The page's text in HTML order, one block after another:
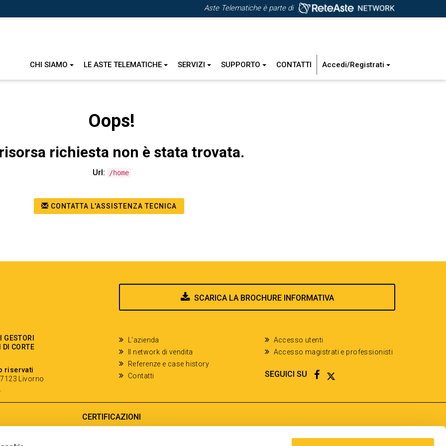
Aste Telematiche è parte di
CHI SIAMO LE ASTE TELEMATICHE SERVIZI SUPPORTO CONTATTI Accedi/Registrati
Oops!
richiesta non è stata trovata.
Url: /home
CONTATTA L'ASSISTENZA TECNICA
SCARICA LA BROCHURE INFORMATIVA
DI CORTE
riservati
Livorno
L'azienda
Il network di vendita
Referenze e case history
Contatti
Accesso utenti
Accesso magistrati e professionisti
SEGUICI SU FACEBOOK
TWITTER
CERTIFICAZIONI